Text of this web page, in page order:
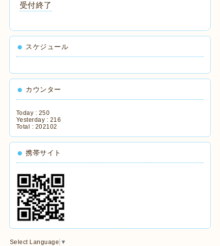
受付終了
スケジュール
カウンター
Today : 250
Yesterday : 216
Total : 202102
携帯サイト
Select Language ▼